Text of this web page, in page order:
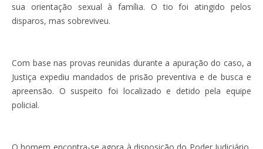
sua orientação sexual à família. O tio foi atingido pelos
disparos, mas sobreviveu.
Com base nas provas reunidas durante a apuração do caso, a
Justiça expediu mandados de prisão preventiva e de busca e
apreensão. O suspeito foi localizado e detido pela equipe
policial.
O homem encontra-se agora à disposição do Poder Judiciário,